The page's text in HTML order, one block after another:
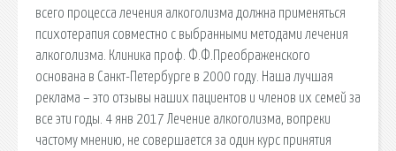
всего процесса лечения алкоголизма должна применяться
психотерапия совместно с выбранными методами лечения
алкоголизма. Клиника проф. Ф.Ф.Преображенского
основана в Санкт-Петербурге в 2000 году. Наша лучшая
реклама – это отзывы наших пациентов и членов их семей за
все эти годы. 4 янв 2017 Лечение алкоголизма, вопреки
частому мнению, не совершается за один курс принятия